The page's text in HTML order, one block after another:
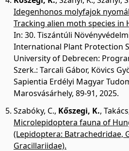
Idegenhonos molyfajok
Tracking alien moth species in
In: 30. Tiszántúli
International Plant Protection
University of Debrecen:
Szerk.: Tarcali Gábor, Kövics
Sapientia Erdélyi Magyar
Marosvásárhely, 89-91, 2025.
Szabóky, C., Kőszegi, K.,
Microlepidoptera fauna of
(Lepidoptera: Batrachedridae,
Gracillariidae).